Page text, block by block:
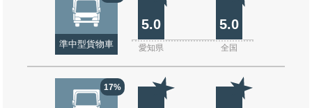
準中型貨物車
5.0 5.0
愛知県 全国
17%